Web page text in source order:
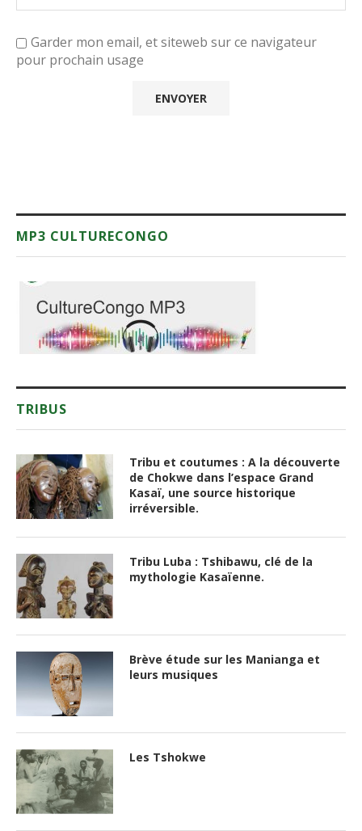
Garder mon email, et siteweb sur ce navigateur
pour prochain usage
MP3 CULTURECONGO
TRIBUS
Tribu et coutumes : A la découverte
de Chokwe dans l’espace Grand
Kasaï, une source historique
irréversible.
Tribu Luba : Tshibawu, clé de la
mythologie Kasaïenne.
Brève étude sur les Manianga et
leurs musiques
Les Tshokwe